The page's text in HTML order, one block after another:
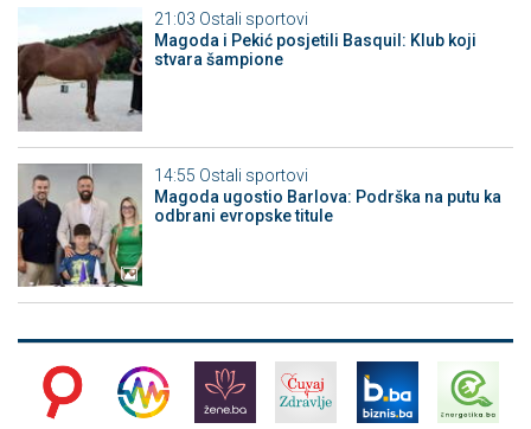
21:03 Ostali sportovi
Magoda i Pekić posjetili Basquil: Klub koji
stvara šampione
14:55 Ostali sportovi
Magoda ugostio Barlova: Podrška na putu ka
odbrani evropske titule